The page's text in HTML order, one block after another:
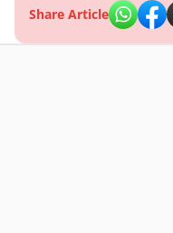
Share Article